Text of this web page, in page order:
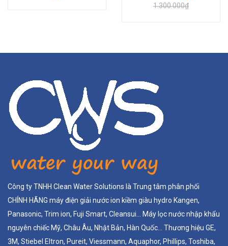
1.300.000₫
Công ty TNHH Clean Water Solutions là Trung tâm phân phối
CHÍNH HÃNG máy điện giải nước ion kiềm giàu hydro Kangen,
Panasonic, Trim ion, Fuji Smart, Cleansui... Máy lọc nước nhập khẩu
nguyên chiếc Mỹ, Châu Âu, Nhật Bản, Hàn Quốc... Thương hiệu GE,
3M, Stiebel Eltron, Pureit, Viessmann, Aquaphor, Phillips, Toshiba,